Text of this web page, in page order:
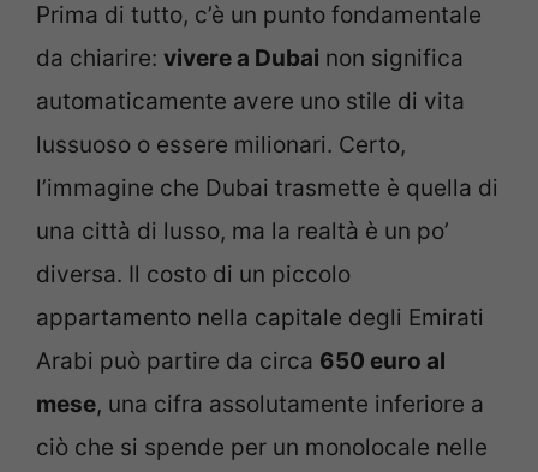
Prima di tutto, c’è un punto fondamentale
da chiarire: vivere a Dubai non significa
automaticamente avere uno stile di vita
lussuoso o essere milionari. Certo,
l’immagine che Dubai trasmette è quella di
una città di lusso, ma la realtà è un po’
diversa. Il costo di un piccolo
appartamento nella capitale degli Emirati
Arabi può partire da circa 650 euro al
mese, una cifra assolutamente inferiore a
ciò che si spende per un monolocale nelle